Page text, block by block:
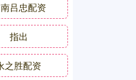
吕忠配资
指出
之胜配资